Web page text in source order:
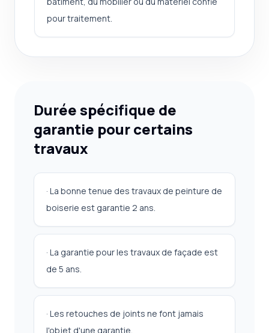
pour traitement.
Durée spécifique de
garantie pour certains
travaux
· La bonne tenue des travaux de peinture de
boiserie est garantie 2 ans.
· La garantie pour les travaux de façade est
de 5 ans.
· Les retouches de joints ne font jamais
l'objet d'une garantie.